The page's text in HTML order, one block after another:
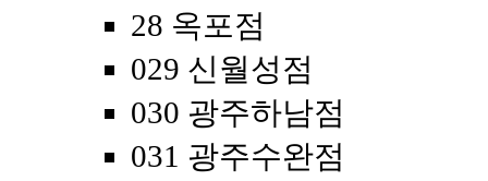
28 옥포점
029 신월성점
030 광주하남점
031 광주수완점